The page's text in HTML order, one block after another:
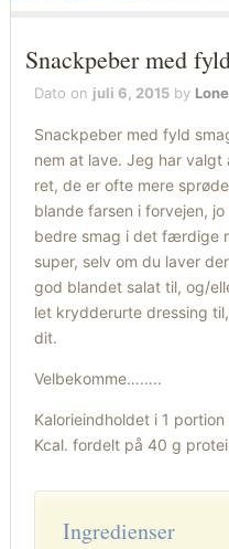
Snackpeber med
Dato on juli 6, 2015 by
Snackpeber med fyld
nem at lave. Jeg har
ret, de er ofte mere
blande farsen i forvejen,
bedre smag i det færdige
super, selv om du laver
god blandet salat til, og/
let krydderurte dressing
dit.
Velbekomme……..
Kalorieindholdet i 1
Kcal. fordelt på 40 g
Ingredienser